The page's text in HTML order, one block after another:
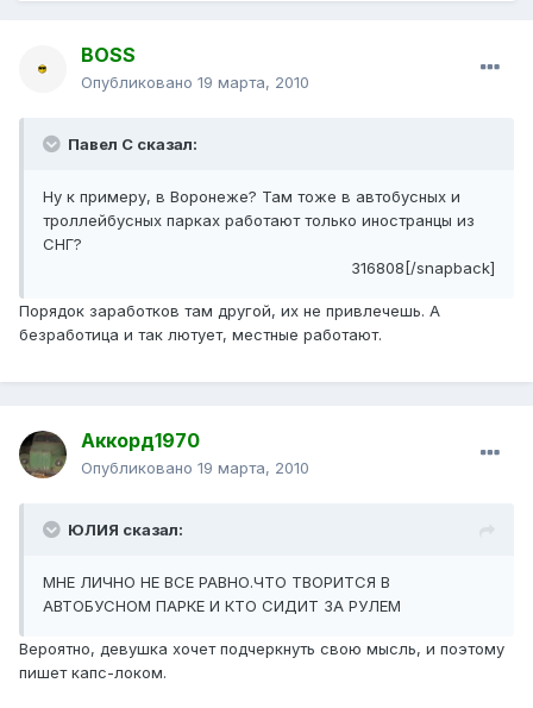
BOSS
Опубликовано 19 марта, 2010
Павел С сказал:
Ну к примеру, в Воронеже? Там тоже в автобусных и
троллейбусных парках работают только иностранцы из
СНГ?
316808[/snapback]
Порядок заработков там другой, их не привлечешь. А
безработица и так лютует, местные работают.
Аккорд1970
Опубликовано 19 марта, 2010
ЮЛИЯ сказал:
МНЕ ЛИЧНО НЕ ВСЕ РАВНО.ЧТО ТВОРИТСЯ В
АВТОБУСНОМ ПАРКЕ И КТО СИДИТ ЗА РУЛЕМ
Вероятно, девушка хочет подчеркнуть свою мысль, и поэтому
пишет капс-локом.